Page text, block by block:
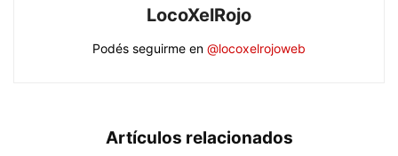
LocoXelRojo
Podés seguirme en @locoxelrojoweb
Artículos relacionados